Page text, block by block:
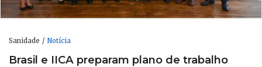
Sanidade Notícia
Brasil e IICA preparam plano de trabalho